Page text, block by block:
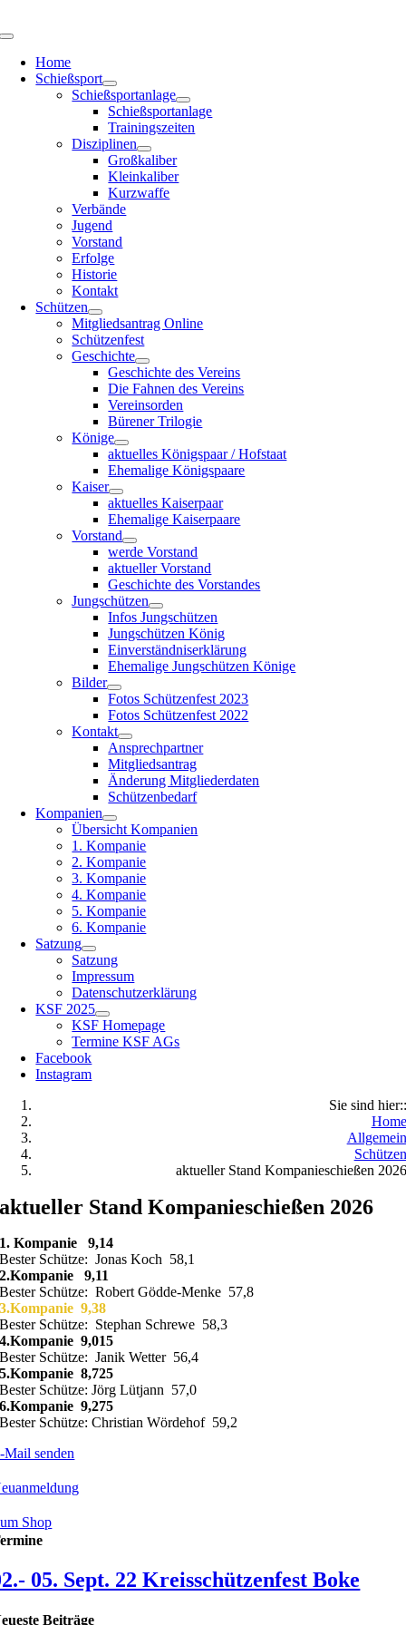
Inhalt
Toggle
NavigationHome
Schießsport
Schießsportanlage
Schießsportanlage
Trainingszeiten
Disziplinen
Großkaliber
Kleinkaliber
Kurzwaffe
Verbände
Jugend
Vorstand
Erfolge
Historie
Kontakt
Schützen
Mitgliedsantrag Online
Schützenfest
Geschichte
Geschichte des Vereins
Die Fahnen des Vereins
Vereinsorden
Bürener Trilogie
Könige
aktuelles Königspaar / Hofstaat
Ehemalige Königspaare
Kaiser
aktuelles Kaiserpaar
Ehemalige Kaiserpaare
Vorstand
werde Vorstand
aktueller Vorstand
Geschichte des Vorstandes
Jungschützen
Infos Jungschützen
Jungschützen König
Einverständniserklärung
Ehemalige Jungschützen Könige
Bilder
Fotos Schützenfest 2023
Fotos Schützenfest 2022
Kontakt
Ansprechpartner
Mitgliedsantrag
Änderung Mitgliederdaten
Schützenbedarf
Kompanien
Übersicht Kompanien
1. Kompanie
2. Kompanie
3. Kompanie
4. Kompanie
5. Kompanie
6. Kompanie
Satzung
Satzung
Impressum
Datenschutzerklärung
KSF 2025
KSF Homepage
Termine KSF AGs
Facebook
Instagram
Sie sind hier::
Home
Allgemein
Schützen
aktueller Stand Kompanieschießen 2026
aktueller Stand Kompanieschießen 2026
1. Kompanie 9,14
Bester Schütze: Jonas Koch 58,1
2.Kompanie 9,11
Bester Schütze: Robert Gödde-Menke 57,8
3.Kompanie 9,38
Bester Schütze: Stephan Schrewe 58,3
4.Kompanie 9,015
Bester Schütze: Janik Wetter 56,4
5.Kompanie 8,725
Bester Schütze: Jörg Lütjann 57,0
6.Kompanie 9,275
Bester Schütze: Christian Wördehof 59,2
Mail senden
Shop
05. Sept. 22 Kreisschützenfest Boke
Beiträge